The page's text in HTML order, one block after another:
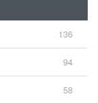
136
94
58